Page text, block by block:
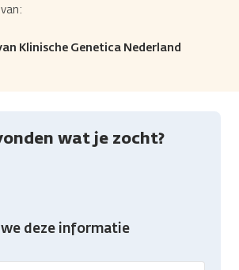
Klinische Genetica Nederland
wat je zocht?
deze informatie